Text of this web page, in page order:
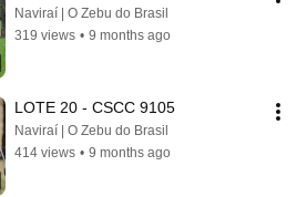
Naviraí | O Zebu do Brasil
319 views • 9 months ago
LOTE 20 - CSCC 9105
Naviraí | O Zebu do Brasil
414 views • 9 months ago